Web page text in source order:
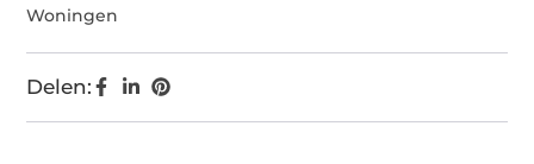
Woningen
Delen: